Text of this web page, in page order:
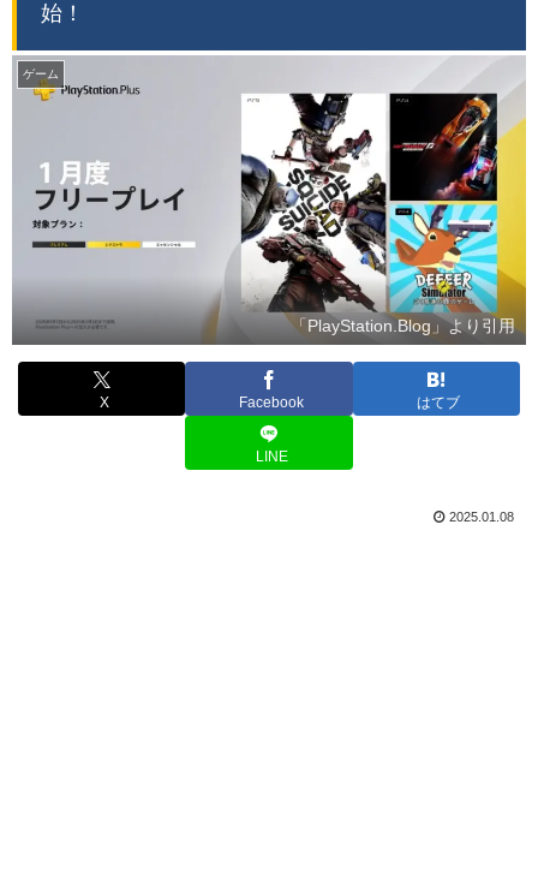
始！
ゲーム
「PlayStation.Blog」より引用
X Facebook はてブ
LINE
2025.01.08